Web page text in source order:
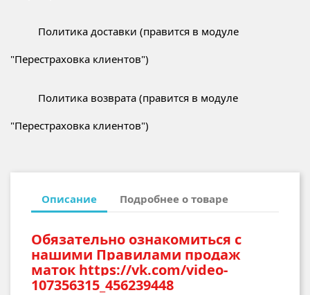
Политика доставки (правится в модуле
"Перестраховка клиентов")
Политика возврата (правится в модуле
"Перестраховка клиентов")
Описание Подробнее о товаре
Обязательно ознакомиться с
нашими Правилами продаж
маток https://vk.com/video-
107356315_456239448